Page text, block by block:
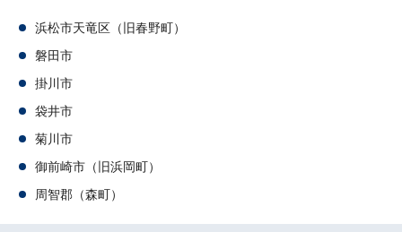
浜松市天竜区（旧春野町）
磐田市
掛川市
袋井市
菊川市
御前崎市（旧浜岡町）
周智郡（森町）